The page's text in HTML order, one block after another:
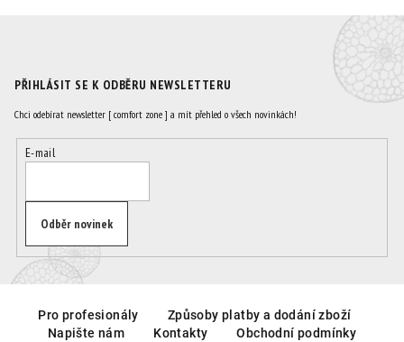
PŘIHLÁSIT SE K ODBĚRU NEWSLETTERU
Chci odebírat newsletter [ comfort zone ] a mít přehled o všech novinkách!
E-mail
Odběr novinek
Pro profesionály
Způsoby platby a dodání zboží
Napište nám
Kontakty
Obchodní podmínky